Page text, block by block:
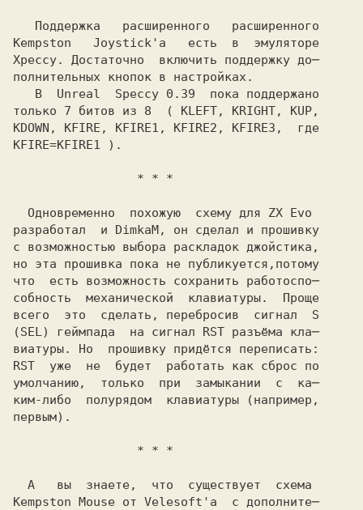
Kempston   Joystick'а
есть  в  эмуляторе
Xpeccy.
Достаточно  включить поддержку до─
полнительных кнопок в настройках.
   В
Unreal  Speccy 0.39
пока поддержано
только 7 битов из 8 (
KLEFT, KRIGHT, KUP,
KDOWN, KFIRE, KFIRE1, KFIRE2, KFIRE3,
  где
KFIRE=KFIRE1 ).
                 * * *
  Одновременно  похожую  схему для
ZX Evo
разработал  и DimkaM,
он сделал и прошивку
с возможностью выбора раскладок джойстика,
но эта прошивка пока не публикуется,потому
что  есть возможность сохранить работоспо─
собность  механической  клавиатуры.  Проще
всего  это  сделать, перебросив  сигнал
S
(SEL)
геймпада  на сигнал RST разъёма кла─
виатуры. Но  прошивку придётся переписать:
RST
уже  не  будет  работать как сброс по
умолчанию,  только  при  замыкании  с  ка─
ким-либо  полурядом  клавиатуры (например,
первым).
                 * * *
  А   вы  знаете,  что  существует  схема
Kempston Mouse от Velesoft'а
  с дополните─